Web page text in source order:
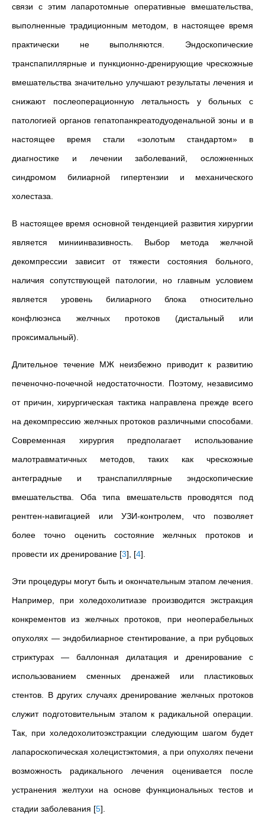
связи с этим лапаротомные оперативные вмешательства,
выполненные традиционным методом, в настоящее время
практически не выполняются. Эндоскопические
транспапиллярные и пункционно-дренирующие чрескожные
вмешательства значительно улучшают результаты лечения и
снижают послеоперационную летальность у больных с
патологией органов гепатопанкреатодуоденальной зоны и в
настоящее время стали «золотым стандартом» в
диагностике и лечении заболеваний, осложненных
синдромом билиарной гипертензии и механического
холестаза.
В настоящее время основной тенденцией развития хирургии
является миниинвазивность. Выбор метода желчной
декомпрессии зависит от тяжести состояния больного,
наличия сопутствующей патологии, но главным условием
является уровень билиарного блока относительно
конфлюэнса желчных протоков (дистальный или
проксимальный).
Длительное течение МЖ неизбежно приводит к развитию
печеночно-почечной недостаточности. Поэтому, независимо
от причин, хирургическая тактика направлена прежде всего
на декомпрессию желчных протоков различными способами.
Современная хирургия предполагает использование
малотравматичных методов, таких как чрескожные
антеградные и транспапиллярные эндоскопические
вмешательства. Оба типа вмешательств проводятся под
рентген-навигацией или УЗИ-контролем, что позволяет
более точно оценить состояние желчных протоков и
провести их дренирование [3] [4]
Эти процедуры могут быть и окончательным этапом лечения.
Например, при холедохолитиазе производится экстракция
конкрементов из желчных протоков, при неоперабельных
опухолях — эндобилиарное стентирование, а при рубцовых
стриктурах — баллонная дилатация и дренирование с
использованием сменных дренажей или пластиковых
стентов. В других случаях дренирование желчных протоков
служит подготовительным этапом к радикальной операции.
Так, при холедохолитоэкстракции следующим шагом будет
лапароскопическая холецистэктомия, а при опухолях печени
возможность радикального лечения оценивается после
устранения желтухи на основе функциональных тестов и
стадии заболевания [5]